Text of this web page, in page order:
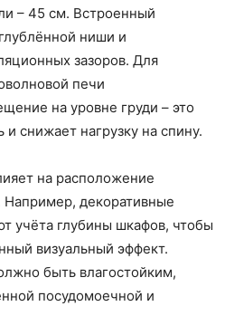
– 45 см. Встроенный
ниши и
зазоров. Для
печи
на уровне груди – это
снижает нагрузку на спину.
на расположение
декоративные
учёта глубины шкафов, чтобы
визуальный эффект.
быть влагостойким,
посудомоечной и